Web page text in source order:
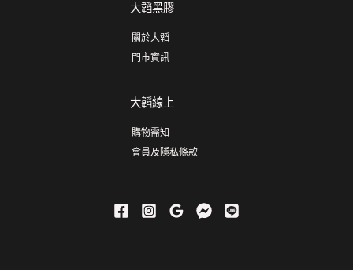
大韜黑膠
關於大韜
門市資訊
大韜線上
購物需知
會員及隱私條款